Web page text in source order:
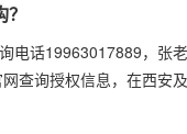
电话19963017889，张
查询授权信息，在西安